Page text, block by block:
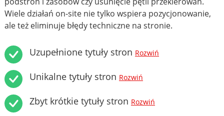
Wiele działań on-site nie tylko wspiera pozycjonowanie,
ale też eliminuje błędy techniczne na stronie.
Uzupełnione tytuły stron Rozwiń
Unikalne tytuły stron Rozwiń
Zbyt krótkie tytuły stron Rozwiń